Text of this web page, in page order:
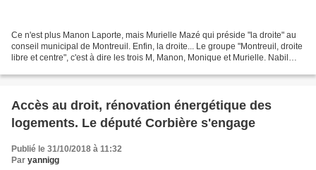
Ce n'est plus Manon Laporte, mais Murielle Mazé qui préside "la droite" au
conseil municipal de Montreuil. Enfin, la droite... Le groupe "Montreuil, droite
libre et centre", c'est à dire les trois M, Manon, Monique et Murielle. Nabil
Accès au droit, rénovation énergétique des
logements. Le député Corbière s'engage
Publié le 31/10/2018 à 11:32
Par yannigg